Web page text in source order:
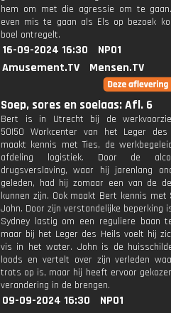
hem om met die agressie om te
even mis te gaan als Els op bezoek
boel ontregelt.
16-09-2024 16:30
NPO1
Amusement.TV
Mensen.TV
Soep, sores en soelaas: Afl. 6
Bert is in Utrecht bij de
50|50 Workcenter van het Leger
maakt kennis met Ties, de
afdeling logistiek. Door de
drugsverslaving, waar hij jarenlang
geleden, had hij zomaar een van de
kunnen zijn. Ook maakt Bert kennis met
John. Door zijn verstandelijke beperking
Sydney lastig om een reguliere baan
maar bij het Leger des Heils voelt hij
vis in het water. John is de
loods en vertelt over zijn verleden
trots op is, maar hij heeft ervoor
verandering in de brengen.
09-09-2024 16:30
NPO1